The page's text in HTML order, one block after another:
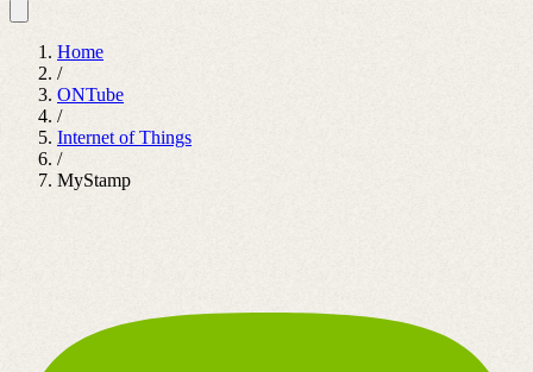
Home
/
ONTube
/
Internet of Things
/
MyStamp